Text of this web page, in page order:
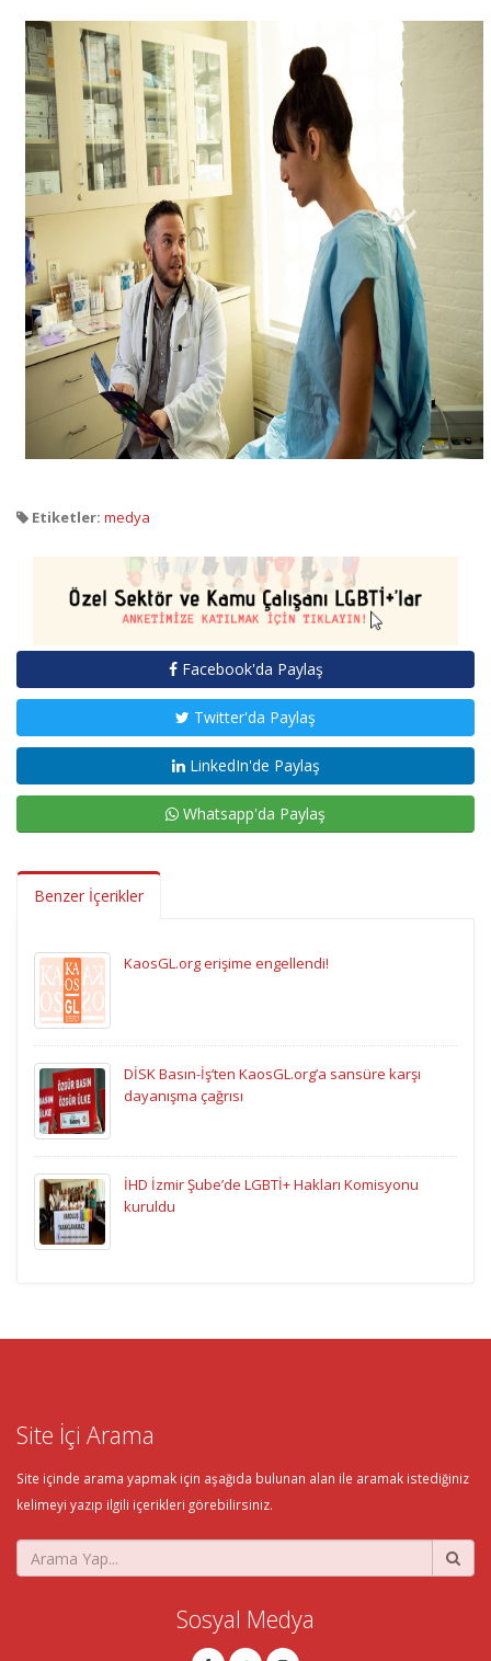
Etiketler: medya
Facebook'da Paylaş
Twitter'da Paylaş
LinkedIn'de Paylaş
Whatsapp'da Paylaş
Benzer İçerikler
KaosGL.org erişime engellendi!
DİSK Basın-İş’ten KaosGL.org’a sansüre karşı
dayanışma çağrısı
İHD İzmir Şube’de LGBTİ+ Hakları Komisyonu
kuruldu
Site İçi Arama
Site içinde arama yapmak için aşağıda bulunan alan ile aramak istediğiniz
kelimeyi yazıp ilgili içerikleri görebilirsiniz.
Sosyal Medya